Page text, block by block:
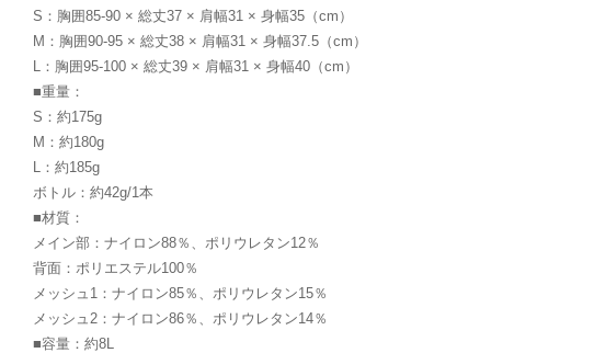
S：胸囲85-90 × 総丈37 × 肩幅31 × 身幅35（cm）
M：胸囲90-95 × 総丈38 × 肩幅31 × 身幅37.5（cm）
L：胸囲95-100 × 総丈39 × 肩幅31 × 身幅40（cm）
■重量：
S：約175g
M：約180g
L：約185g
ボトル：約42g/1本
■材質：
メイン部：ナイロン88％、ポリウレタン12％
背面：ポリエステル100％
メッシュ1：ナイロン85％、ポリウレタン15％
メッシュ2：ナイロン86％、ポリウレタン14％
■容量：約8L